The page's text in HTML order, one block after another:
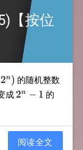
【按位
2n ) 的随机整数
成2^n-
2n − 1 的
阅读全文